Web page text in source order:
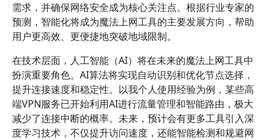
需求，并确保网络安全成为核心关注点。根据行业专家的
预测，智能化将成为魔法上网工具的主要发展方向，帮助
用户更高效、更便捷地突破地域限制。
在技术层面，人工智能（AI）将在未来的魔法上网工具中
扮演重要角色。AI算法将实现自动识别和优化节点选择，
提升连接速度和稳定性。以我个人使用经验为例，某些高
端VPN服务已开始利用AI进行流量管理和智能路由，极大
减少了连接中断的概率。未来，预计会有更多工具引入深
度学习技术，不仅提升访问速度，还能智能检测和规避网